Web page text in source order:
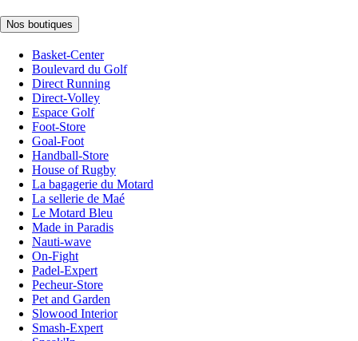
Nos boutiques
Basket-Center
Boulevard du Golf
Direct Running
Direct-Volley
Espace Golf
Foot-Store
Goal-Foot
Handball-Store
House of Rugby
La bagagerie du Motard
La sellerie de Maé
Le Motard Bleu
Made in Paradis
Nauti-wave
On-Fight
Padel-Expert
Pecheur-Store
Pet and Garden
Slowood Interior
Smash-Expert